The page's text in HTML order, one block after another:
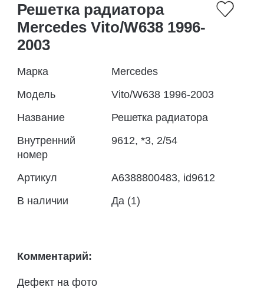
Решетка радиатора
Mercedes Vito/W638 1996-
2003
Марка
Mercedes
Модель
Vito/W638 1996-2003
Название
Решетка радиатора
Внутренний
номер
9612, *3, 2/54
Артикул
A6388800483, id9612
В наличии
Да (1)
Комментарий:
Дефект на фото